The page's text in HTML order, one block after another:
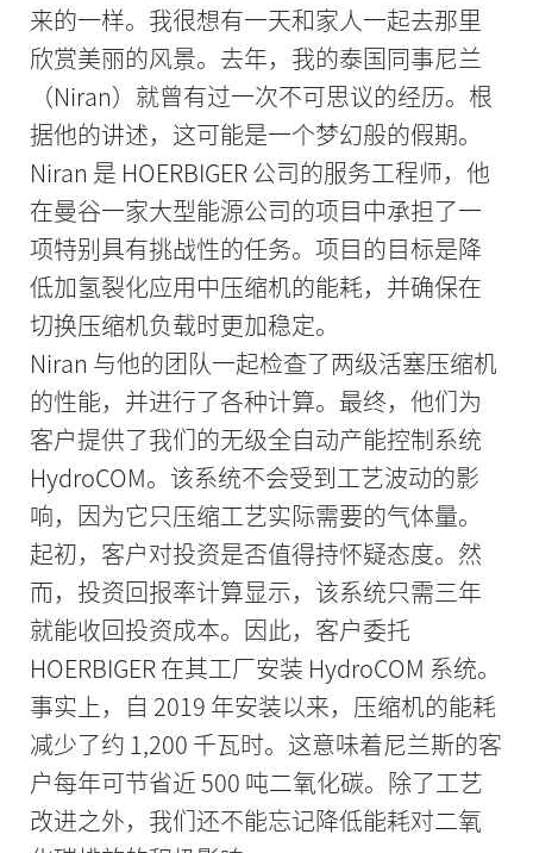
来的一样。我很想有一天和家人一起去那里
欣赏美丽的风景。去年，我的泰国同事尼兰
（Niran）就曾有过一次不可思议的经历。根
据他的讲述，这可能是一个梦幻般的假期。
Niran 是 HOERBIGER 公司的服务工程师，他
在曼谷一家大型能源公司的项目中承担了一
项特别具有挑战性的任务。项目的目标是降
低加氢裂化应用中压缩机的能耗，并确保在
切换压缩机负载时更加稳定。
Niran 与他的团队一起检查了两级活塞压缩机
的性能，并进行了各种计算。最终，他们为
客户提供了我们的无级全自动产能控制系统
HydroCOM。该系统不会受到工艺波动的影
响，因为它只压缩工艺实际需要的气体量。
起初，客户对投资是否值得持怀疑态度。然
而，投资回报率计算显示，该系统只需三年
就能收回投资成本。因此，客户委托
HOERBIGER 在其工厂安装 HydroCOM 系统。
事实上，自 2019 年安装以来，压缩机的能耗
减少了约 1,200 千瓦时。这意味着尼兰斯的客
户每年可节省近 500 吨二氧化碳。除了工艺
改进之外，我们还不能忘记降低能耗对二氧